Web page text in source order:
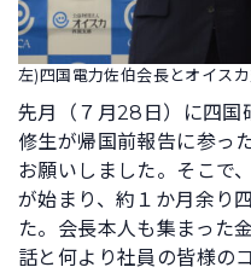
左)四国電力佐伯会長とオイス
先月（７月28日）に四国
修生が帰国前報告に参っ
お願いしました。そこで
が始まり、約１か月余り
た。会長本人も集まった
話と何より社員の皆様の